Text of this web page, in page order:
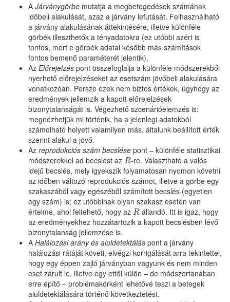
A Járványgörbe mutatja a megbetegedések számának
időbeli alakulását, azaz a járvány lefutását. Felhasználható
a járvány alakulásának áttekintésére, illetve különféle
görbék illeszthetők a tényadatokra (ez utóbbi azért is
fontos, mert e görbék adatai később más számítások
fontos bemenő paraméterét jelentik).
Az Előrejelzés pont összefoglalja a különféle módszerekből
nyerhető előrejelzéseket az esetszám jövőbeli alakulására
vonatkozóan. Persze ezek nem biztos értékek, úgyhogy az
eredmények jellemzik a kapott előrejelzések
bizonytalanságát is. Végezhető szcenárióelemzés is:
megnézhetjük mi történik, ha a jelenlegi adatokból
számolható helyett valamilyen más, általunk beállított érték
szerint alakul a jövő.
Az reprodukciós szám becslése pont – különféle statisztikai
módszerekkel ad becslést az R
R-re. Választható a valós
idejű becslés, mely igyekszik folyamatosan nyomon követni
az időben változó reprodukciós számot, illetve a görbe egy
szakaszából vagy egészéből számított becslés (egyetlen
egy szám) is; ez utóbbinak olyan szakasz esetén van
értelme, ahol feltehető, hogy az R
R állandó. Itt is igaz, hogy
az eredményekhez hozzátartozik a kapott becslésben lévő
bizonytalanság jellemzése is.
A Halálozási arány és aluldetektálás pont a járvány
halálozási rátáját követi, elvégzi korrigálását arra tekintettel,
hogy egy éppen zajló járványban vagyunk és nem minden
eset zárult le, illetve egy ettől külön – de módszertanában
erre építő – problémakörként lehetővé teszi a betegek
aluldetektálására történő következtetést.